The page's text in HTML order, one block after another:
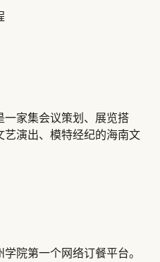
一家集会议策划、展览搭
演出、模特经纪的海南文
院第一个网络订餐平台。